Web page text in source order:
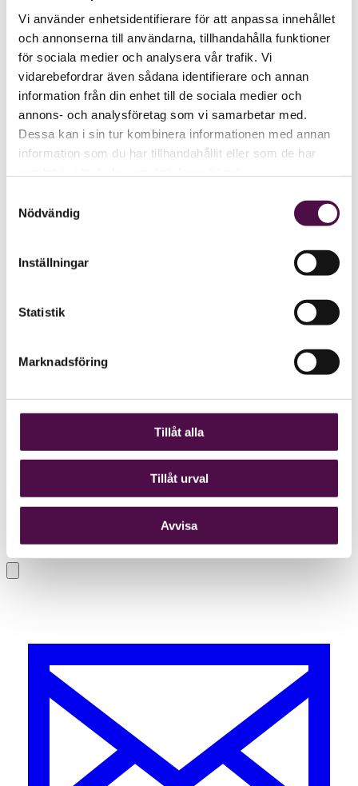
Vi använder enhetsidentifierare för att anpassa innehållet
och annonserna till användarna, tillhandahålla funktioner
för sociala medier och analysera vår trafik. Vi
vidarebefordrar även sådana identifierare och annan
information från din enhet till de sociala medier och
annons- och analysföretag som vi samarbetar med.
Dessa kan i sin tur kombinera informationen med annan
information som du har tillhandahållit eller som de har
Nödvändig
Inställningar
Statistik
Marknadsföring
Tillåt alla
Tillåt urval
Avvisa